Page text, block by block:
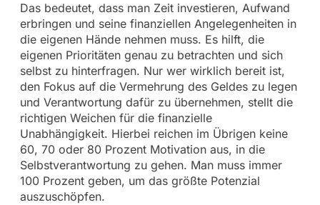
Das bedeutet, dass man Zeit investieren, Aufwand
erbringen und seine finanziellen Angelegenheiten in
die eigenen Hände nehmen muss. Es hilft, die
eigenen Prioritäten genau zu betrachten und sich
selbst zu hinterfragen. Nur wer wirklich bereit ist,
den Fokus auf die Vermehrung des Geldes zu legen
und Verantwortung dafür zu übernehmen, stellt die
richtigen Weichen für die finanzielle
Unabhängigkeit. Hierbei reichen im Übrigen keine
60, 70 oder 80 Prozent Motivation aus, in die
Selbstverantwortung zu gehen. Man muss immer
100 Prozent geben, um das größte Potenzial
auszuschöpfen.